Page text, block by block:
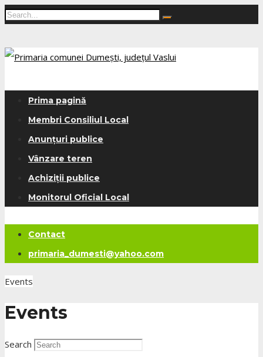
Prima pagină
Membri Consiliul Local
Anunțuri publice
Vânzare teren
Achiziții publice
Monitorul Oficial Local
Contact
primaria_dumesti@yahoo.com
Events
Events
Search